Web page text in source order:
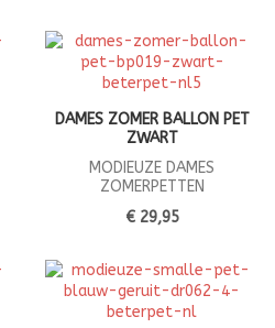
DAMES ZOMER BALLON PET
ZWART
MODIEUZE DAMES
ZOMERPETTEN
€ 29,95